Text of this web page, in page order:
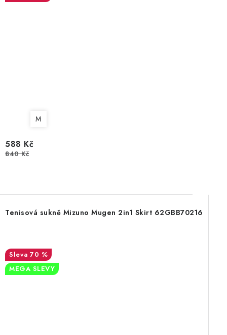
M
588 Kč
840 Kč
Tenisová sukně Mizuno Mugen 2in1 Skirt 62GBB70216
70 %
MEGA SLEVY